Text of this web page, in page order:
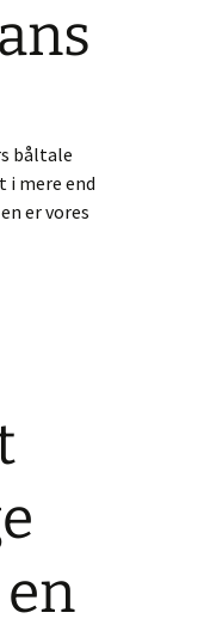
båltale
i mere end
er vores